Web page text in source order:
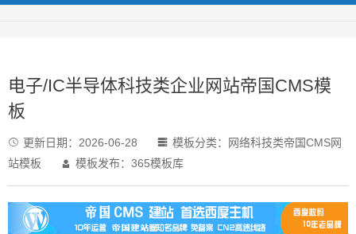
电子/IC半导体科技类企业网站帝国CMS模
板
 更新日期： 2026-06-28  模板分类：
网络科技类帝国CMS网
站模板
 模板发布：365模板库